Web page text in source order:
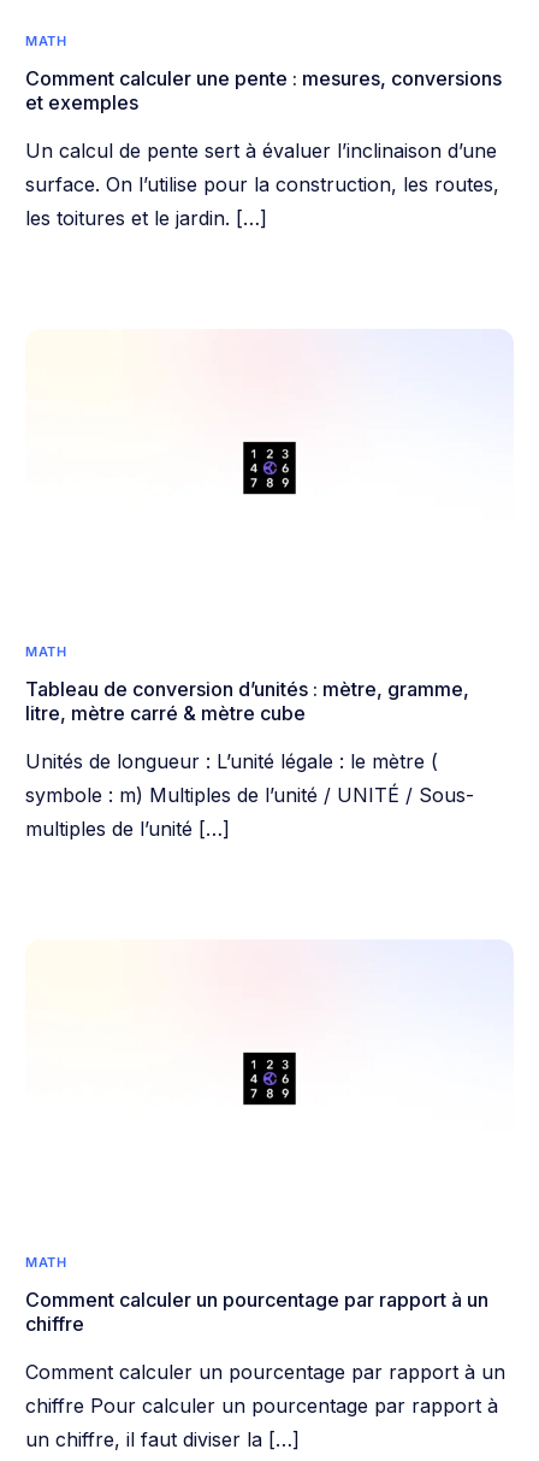
MATH
Comment calculer une pente : mesures, conversions
et exemples
Un calcul de pente sert à évaluer l’inclinaison d’une
surface. On l’utilise pour la construction, les routes,
les toitures et le jardin. […]
MATH
Tableau de conversion d’unités : mètre, gramme,
litre, mètre carré & mètre cube
Unités de longueur : L’unité légale : le mètre (
symbole : m) Multiples de l’unité / UNITÉ / Sous-
multiples de l’unité […]
MATH
Comment calculer un pourcentage par rapport à un
chiffre
Comment calculer un pourcentage par rapport à un
chiffre Pour calculer un pourcentage par rapport à
un chiffre, il faut diviser la […]